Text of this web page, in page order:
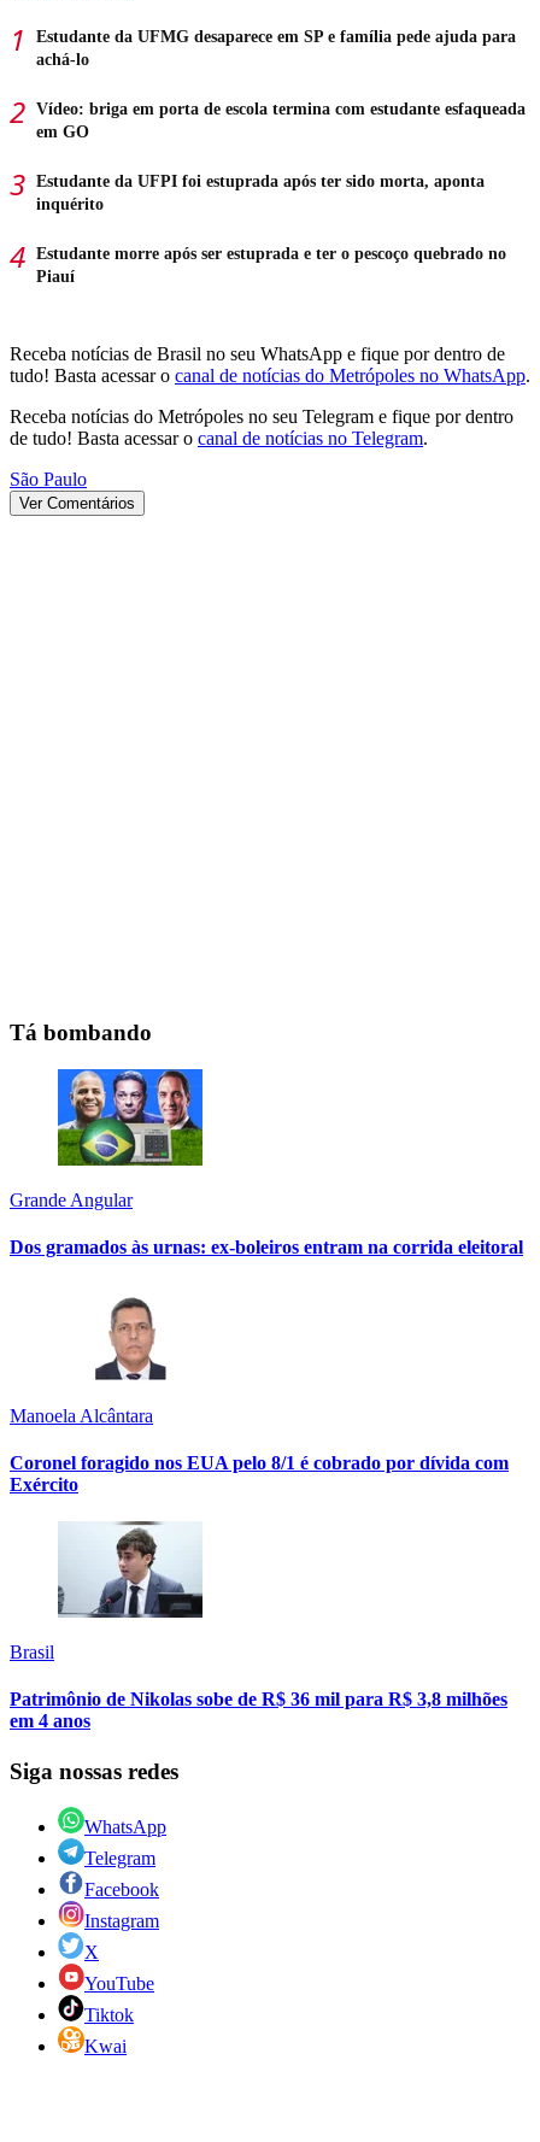
Estudante da UFMG desaparece em SP e família pede ajuda para
achá-lo
Vídeo: briga em porta de escola termina com estudante esfaqueada
em GO
Estudante da UFPI foi estuprada após ter sido morta, aponta
inquérito
Estudante morre após ser estuprada e ter o pescoço quebrado no
Piauí
Receba notícias de Brasil no seu WhatsApp e fique por dentro de
tudo! Basta acessar o canal de notícias do Metrópoles no WhatsApp.
Receba notícias do Metrópoles no seu Telegram e fique por dentro
de tudo! Basta acessar o canal de notícias no Telegram.
São Paulo
Ver Comentários
Tá bombando
Grande Angular
Dos gramados às urnas: ex-boleiros entram na corrida eleitoral
Manoela Alcântara
Coronel foragido nos EUA pelo 8/1 é cobrado por dívida com
Exército
Brasil
Patrimônio de Nikolas sobe de R$ 36 mil para R$ 3,8 milhões
em 4 anos
Siga nossas redes
WhatsApp
Telegram
Facebook
Instagram
X
YouTube
Tiktok
Kwai